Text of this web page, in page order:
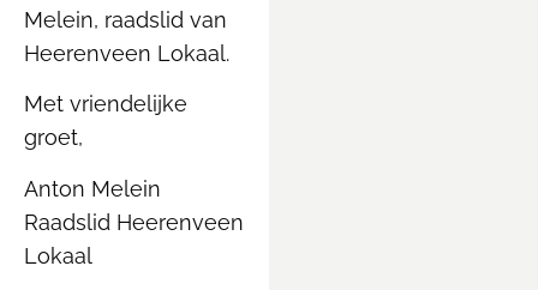
Melein, raadslid van
Heerenveen Lokaal.
Met vriendelijke
groet,
Anton Melein
Raadslid Heerenveen
Lokaal